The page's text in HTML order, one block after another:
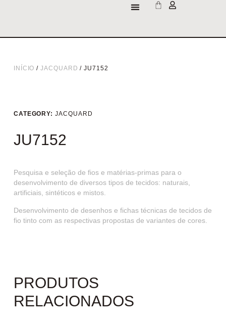
INÍCIO /JACQUARD / JU7152
CATEGORY: JACQUARD
JU7152
Pesquisa e seleção de fios e matérias-primas para o
desenvolvimento de diversos tipos de tecidos: naturais,
artificiais, sintéticos e mistos.
Desenvolvimento de desenhos e fichas técnicas de tecidos de
fio tinto com as respectivas propostas de variantes de cores.
PRODUTOS
RELACIONADOS